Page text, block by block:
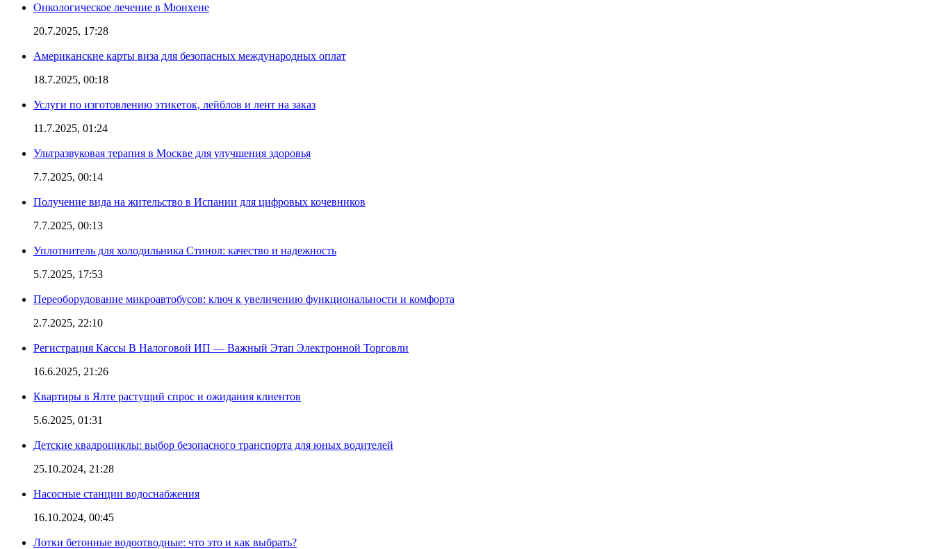
Онкологическое лечение в Мюнхене
20.7.2025, 17:28
Американские карты виза для безопасных международных оплат
18.7.2025, 00:18
Услуги по изготовлению этикеток, лейблов и лент на заказ
11.7.2025, 01:24
Ультразвуковая терапия в Москве для улучшения здоровья
7.7.2025, 00:14
Получение вида на жительство в Испании для цифровых кочевников
7.7.2025, 00:13
Уплотнитель для холодильника Стинол: качество и надежность
5.7.2025, 17:53
Переоборудование микроавтобусов: ключ к увеличению функциональности и комфорта
2.7.2025, 22:10
Регистрация Кассы В Налоговой ИП — Важный Этап Электронной Торговли
16.6.2025, 21:26
Квартиры в Ялте растущий спрос и ожидания клиентов
5.6.2025, 01:31
Детские квадроциклы: выбор безопасного транспорта для юных водителей
25.10.2024, 21:28
Насосные станции водоснабжения
16.10.2024, 00:45
Лотки бетонные водоотводные: что это и как выбрать?